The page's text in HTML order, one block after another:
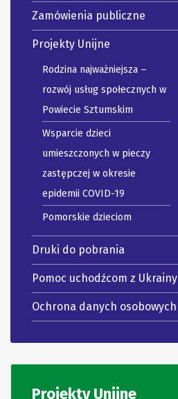
Zamówienia publiczne
Projekty Unijne
Rodzina najważniejsza –
rozwój usług społecznych w
Powiecie Sztumskim
Wsparcie dzieci
umieszczonych w pieczy
zastępczej w okresie
epidemii COVID-19
Pomorskie dzieciom
Druki do pobrania
Pomoc uchodźcom z Ukrainy
Ochrona danych osobowych
Projekty Unijne